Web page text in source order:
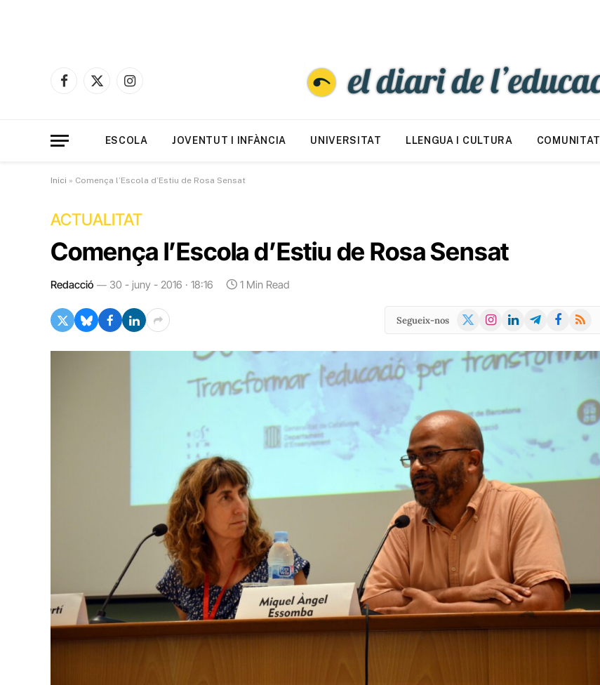
Facebook
X
Instagram
ESCOLA JOVENTUT I INFÀNCIA UNIVERSITAT LLENGUA I CULTURA COMUNITAT
Inici » Comença l’Escola d’Estiu de Rosa Sensat
ACTUALITAT
Comença l’Escola d’Estiu de Rosa Sensat
Redacció 30 - juny - 2016 · 18:16 1 Min Read
Segueix-nos
X
Instagram
LinkedInTelegramFacebook
RSS